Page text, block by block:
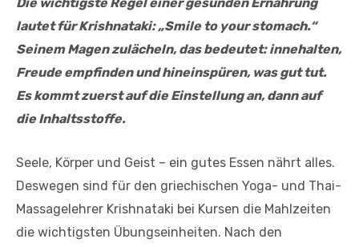
lautet für Krishnataki: „Smile to your stomach.“
Seinem Magen zulächeln, das bedeutet: innehalten,
Freude empfinden und hineinspüren, was gut tut.
Es kommt zuerst auf die Einstellung an, dann auf
die Inhaltsstoffe.
Seele, Körper und Geist – ein gutes Essen nährt alles.
Deswegen sind für den griechischen Yoga- und Thai-
Massagelehrer Krishnataki bei Kursen die Mahlzeiten
die wichtigsten Übungseinheiten. Nach den